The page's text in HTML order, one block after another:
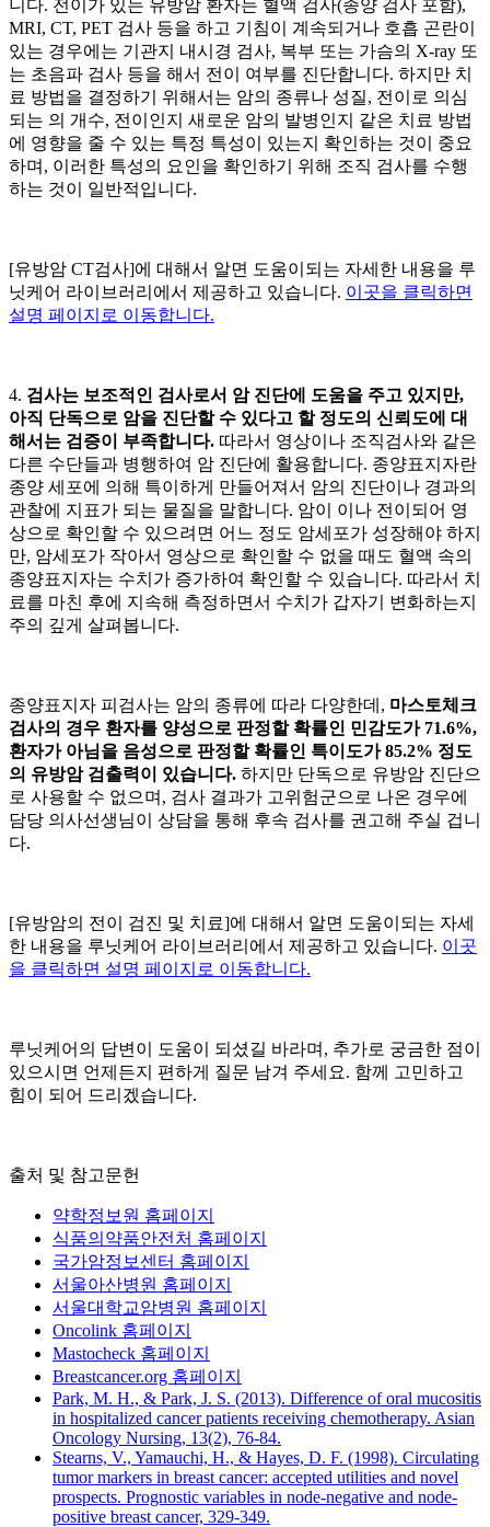
니다. 전이가 있는 유방암 환자는 혈액 검사(종양 검사 포함),
MRI, CT, PET 검사 등을 하고 기침이 계속되거나 호흡 곤란이
있는 경우에는 기관지 내시경 검사, 복부 또는 가슴의 X-ray 또
는 초음파 검사 등을 해서 전이 여부를 진단합니다. 하지만 치
료 방법을 결정하기 위해서는 암의 종류나 성질, 전이로 의심
되는 의 개수, 전이인지 새로운 암의 발병인지 같은 치료 방법
에 영향을 줄 수 있는 특정 특성이 있는지 확인하는 것이 중요
하며, 이러한 특성의 요인을 확인하기 위해 조직 검사를 수행
하는 것이 일반적입니다.
[유방암 CT검사]에 대해서 알면 도움이되는 자세한 내용을 루
닛케어 라이브러리에서 제공하고 있습니다. 이곳을 클릭하면
설명 페이지로 이동합니다.
4. 검사는 보조적인 검사로서 암 진단에 도움을 주고 있지만,
아직 단독으로 암을 진단할 수 있다고 할 정도의 신뢰도에 대
해서는 검증이 부족합니다. 따라서 영상이나 조직검사와 같은
다른 수단들과 병행하여 암 진단에 활용합니다. 종양표지자란
종양 세포에 의해 특이하게 만들어져서 암의 진단이나 경과의
관찰에 지표가 되는 물질을 말합니다. 암이 이나 전이되어 영
상으로 확인할 수 있으려면 어느 정도 암세포가 성장해야 하지
만, 암세포가 작아서 영상으로 확인할 수 없을 때도 혈액 속의
종양표지자는 수치가 증가하여 확인할 수 있습니다. 따라서 치
료를 마친 후에 지속해 측정하면서 수치가 갑자기 변화하는지
주의 깊게 살펴봅니다.
종양표지자 피검사는 암의 종류에 따라 다양한데, 마스토체크
검사의 경우 환자를 양성으로 판정할 확률인 민감도가 71.6%,
환자가 아님을 음성으로 판정할 확률인 특이도가 85.2% 정도
의 유방암 검출력이 있습니다. 하지만 단독으로 유방암 진단으
로 사용할 수 없으며, 검사 결과가 고위험군으로 나온 경우에
담당 의사선생님이 상담을 통해 후속 검사를 권고해 주실 겁니
다.
[유방암의 전이 검진 및 치료]에 대해서 알면 도움이되는 자세
한 내용을 루닛케어 라이브러리에서 제공하고 있습니다. 이곳
을 클릭하면 설명 페이지로 이동합니다.
루닛케어의 답변이 도움이 되셨길 바라며, 추가로 궁금한 점이
있으시면 언제든지 편하게 질문 남겨 주세요. 함께 고민하고
힘이 되어 드리겠습니다.
출처 및 참고문헌
약학정보원 홈페이지
식품의약품안전처 홈페이지
국가암정보센터 홈페이지
서울아산병원 홈페이지
서울대학교암병원 홈페이지
Oncolink 홈페이지
Mastocheck 홈페이지
Breastcancer.org 홈페이지
Park, M. H., & Park, J. S. (2013). Difference of oral mucositis
in hospitalized cancer patients receiving chemotherapy. Asian
Oncology Nursing, 13(2), 76-84.
Stearns, V., Yamauchi, H., & Hayes, D. F. (1998). Circulating
tumor markers in breast cancer: accepted utilities and novel
prospects. Prognostic variables in node-negative and node-
positive breast cancer, 329-349.